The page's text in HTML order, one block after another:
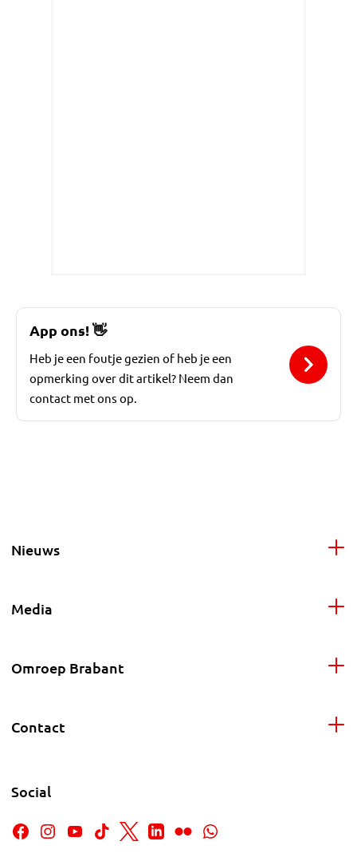
App ons!👋
Heb je een foutje gezien of heb je een
opmerking over dit artikel? Neem dan
contact met ons op.
Nieuws
Media
Omroep Brabant
Contact
Social